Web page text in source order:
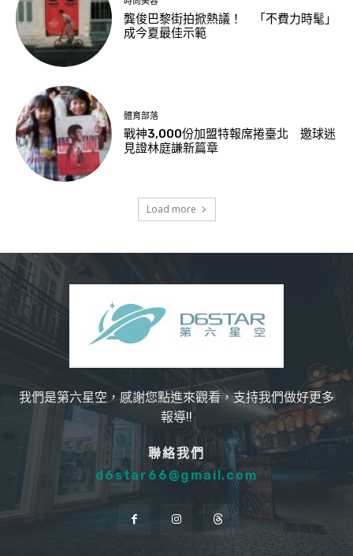
龔俊巴黎街拍掀熱議！ 「不費力時髦」
成今夏最佳示範
體育部落
戰神3,000份加盟特報席捲臺北 邀球迷
見證林庭謙新篇章
Load more
我們是第六星空，感謝您點進來觀看，支持我們做好更多
報導!!
聯絡我們
d6star66@gmail.com